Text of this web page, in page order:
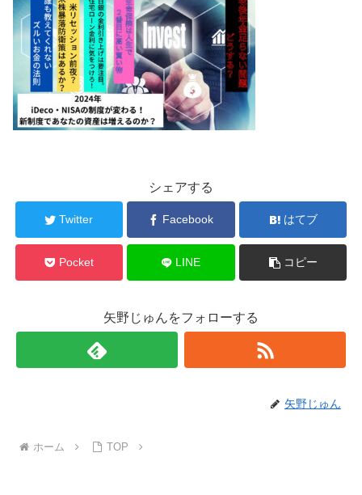
シェアする
Twitter Facebook はてブ
Pocket LINE コピー
矢野じゅんをフォローする
矢野じゅん
ホーム TOP